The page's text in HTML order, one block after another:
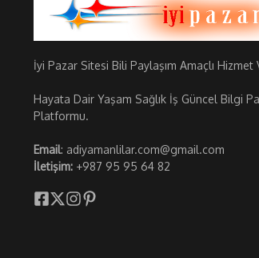
İyi Pazar Sitesi Bili Paylaşım Amaçlı Hizmet
Hayata Dair Yaşam Sağlık İş Güncel Bilgi
Platformu.
Email: adiyamanlilar.com@gmail.com
İletişim: +987 95 95 64 82